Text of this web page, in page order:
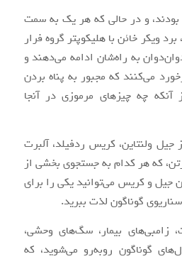
و در حالی که هر یک به سمت
ویکر خائن با هلیکوپتر گروه فرار
به راه‌شان ادامه می‌دهند و
می‌کنند که مجبور به پناه بردن
آنکه چه چیزهای مرموزی در آنجا
جیل ولنتاین، کریس ردفیلد، آلبرت
که هر کدام به جستجوی بخشی از
جیل و کریس می‌توانید یکی را برای
گوناگون لذت ببرید.
زامبی‌های بیمار، سگ‌های وحشی،
گوناگون روبه‌رو می‌شوید، که